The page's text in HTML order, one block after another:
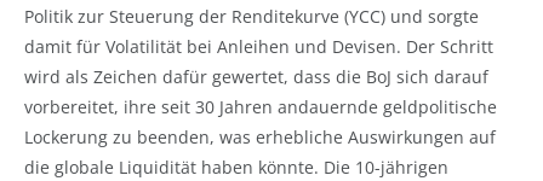
Politik zur Steuerung der Renditekurve (YCC) und sorgte
damit für Volatilität bei Anleihen und Devisen. Der Schritt
wird als Zeichen dafür gewertet, dass die BoJ sich darauf
vorbereitet, ihre seit 30 Jahren andauernde geldpolitische
Lockerung zu beenden, was erhebliche Auswirkungen auf
die globale Liquidität haben könnte. Die 10-jährigen